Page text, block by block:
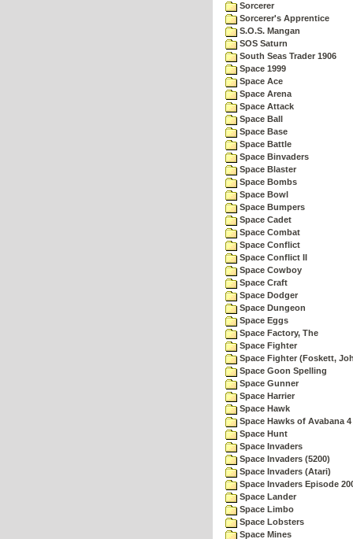
Sorcerer
Sorcerer's Apprentice
S.O.S. Mangan
SOS Saturn
South Seas Trader 1906
Space 1999
Space Ace
Space Arena
Space Attack
Space Ball
Space Base
Space Battle
Space Binvaders
Space Blaster
Space Bombs
Space Bowl
Space Bumpers
Space Cadet
Space Combat
Space Conflict
Space Conflict II
Space Cowboy
Space Craft
Space Dodger
Space Dungeon
Space Eggs
Space Factory, The
Space Fighter
Space Fighter (Foskett,
Space Goon Spelling
Space Gunner
Space Harrier
Space Hawk
Space Hawks of Avabana 4
Space Hunt
Space Invaders
Space Invaders (5200)
Space Invaders (Atari)
Space Invaders Episode
Space Lander
Space Limbo
Space Lobsters
Space Mines